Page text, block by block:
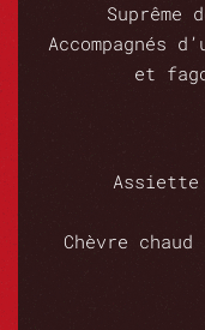
Accompagnés
et
Assiette
Chèvre